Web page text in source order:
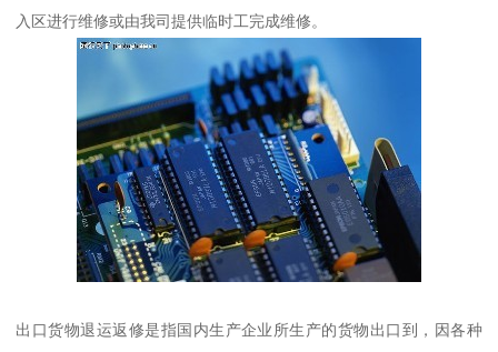
入区进行维修或由我司提供临时工完成维修。
出口货物退运返修是指国内生产企业所生产的货物出口到，因各种